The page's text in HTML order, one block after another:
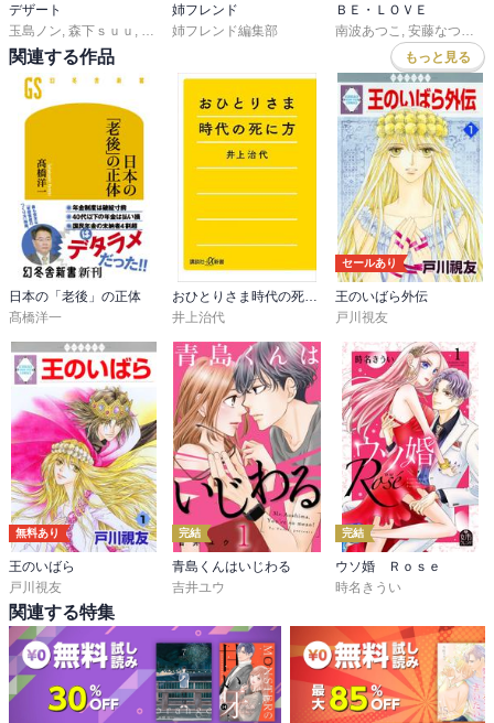
デザート
玉島ノン 森下ｓｕｕ 蟹沢ちひろ,旗谷澄生,春凪りぐ 岩下慶子,しろうさな,
姉フレンド
姉フレンド編集部
ＢＥ・ＬＯＶＥ
南波あつこ
安藤なつみ
関連する作品 もっと見る
日本の「老後」の正体
髙橋洋一
おひとりさま時代の死に方
井上治代
セールあり
王のいばら外伝
戸川視友
無料あり
王のいばら
戸川視友
完結
青島くんはいじわる
吉井ユウ
完結
ウソ婚 Ｒｏｓｅ
時名きうい
関連する特集